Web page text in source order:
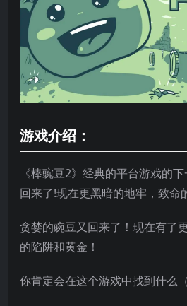
游戏介绍：
《棒豌豆2》经典的平台游戏的
回来了!现在更黑暗的地牢，致命
贪婪的豌豆又回来了！现在有了
的陷阱和黄金！
你肯定会在这个游戏中找到什么